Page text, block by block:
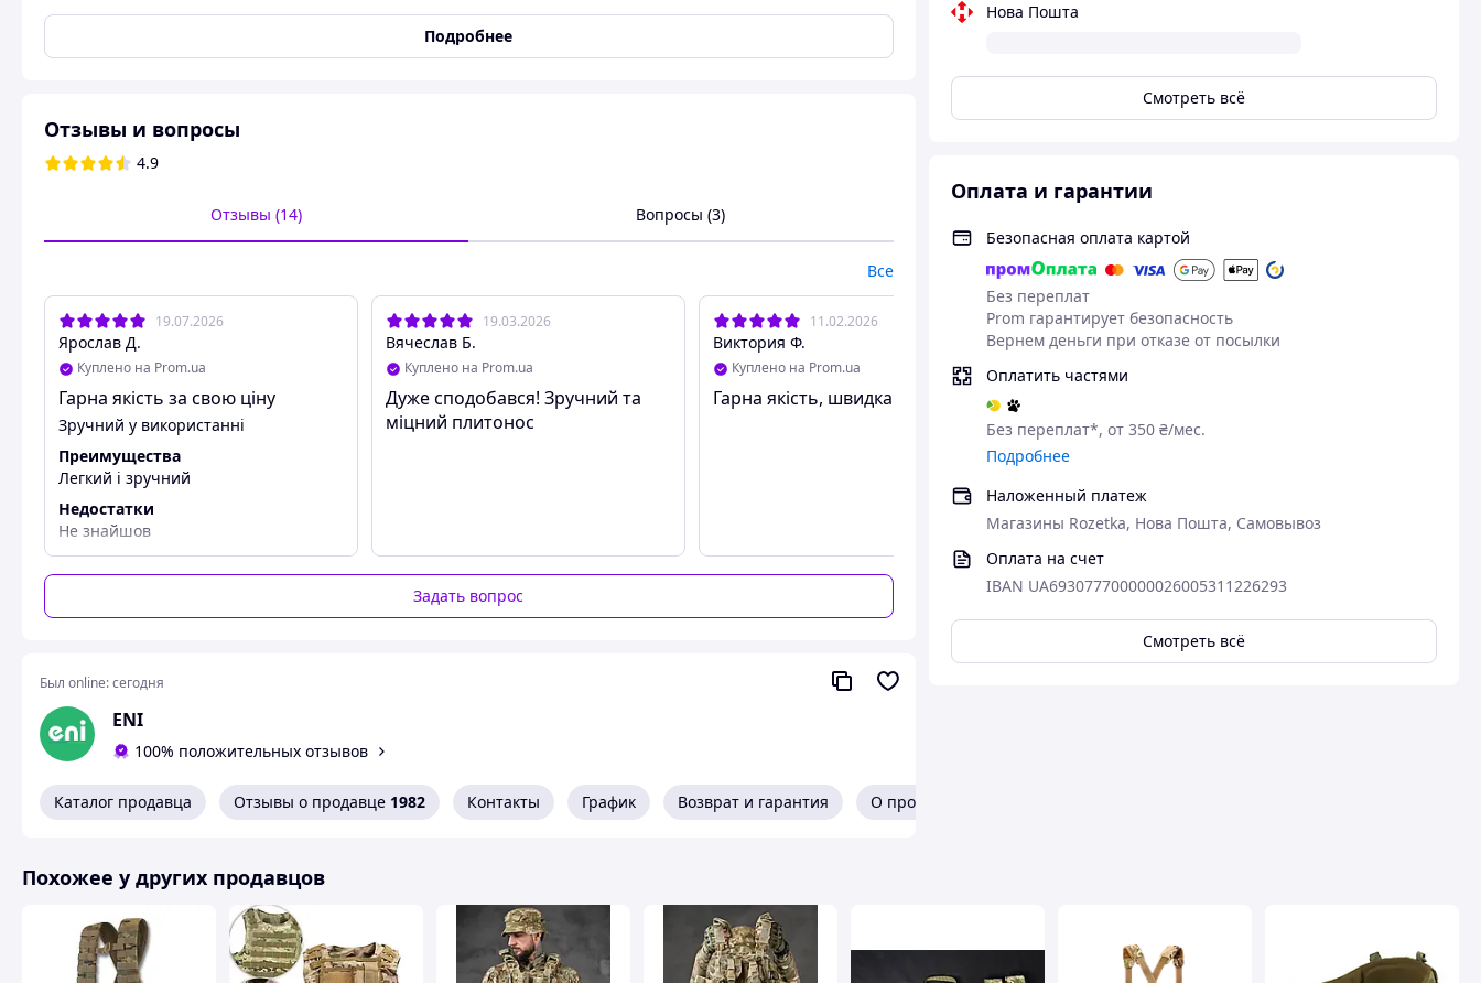
Нова Пошта
Смотреть всё
Оплата и гарантии
Безопасная оплата картой
Без переплат
Prom гарантирует безопасность
Вернем деньги при отказе от посылки
Оплатить частями
Без переплат*, от 350 ₴/мес.
Подробнее
Наложенный платеж
Магазины Rozetka, Нова Пошта, Самовывоз
Оплата на счет
IBAN UA693077700000026005311226293
Смотреть всё
Узоры и принты
Мультикам
Универсальный
Плитоноска от ENI.
Плитноска оснащена передней Molle панелью, которая крепится к основе на Velcro. На ней удобно
размещаются три подсумка, одинарные или двойные, или другое Molle-совместимое снаряжение.
Подробнее
Отзывы и вопросы
4.9
Отзывы (14) Вопросы (3)
Все
19.07.2026
Ярослав Д.
Куплено на Prom.ua
Гарна якість за свою ціну
Зручний у використанні
Преимущества
Легкий і зручний
Недостатки
Не знайшов
19.03.2026
Вячеслав Б.
Куплено на Prom.ua
Дуже сподобався! Зручний та
міцний плитонос
11.02.2026
Виктория Ф.
Куплено на Prom.ua
Гарна якість, швидка відправка
18.12.2025
Артем Р.
Задать вопрос
Был online:сегодня
ENI
100% положительных отзывов
Каталог продавца Отзывы о продавце 1982 Контакты График Возврат и гарантия О продавце
Похожее у других продавцов